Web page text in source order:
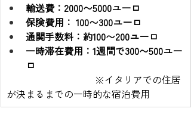
輸送費：2000〜5000ユーロ
保険費用： 100〜300ユーロ
通関手数料：約100〜200ユーロ
一時滞在費用：1週間で300〜500ユー
ロ
※イタリアでの住居
が決まるまでの一時的な宿泊費用